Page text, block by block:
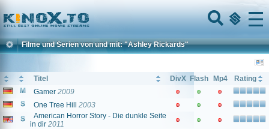
Home
Menu
Filme und Serien von und mit: "Ashley Rickards"
Titel DivX Flash Mp4
Rating
Gamer 2009
One Tree Hill
2003
American Horror Story - Die dunkle Seite
in dir 2011